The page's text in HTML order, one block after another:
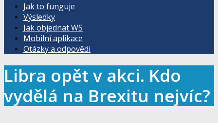
Jak to funguje
Výsledky
Jak objednat WS
Mobilní aplikace
Otázky a odpovědi
Libra opět v akci. Kdo
vydělá na Brexitu nejvíc?